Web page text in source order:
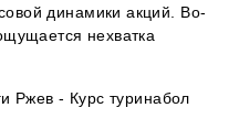
динамики акций. Во-
нехватка
Ржев - Курс туринабол